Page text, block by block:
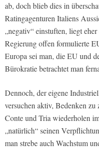
ab, doch blieb dies in
Ratingagenturen Italiens
„negativ“ einstuften, liegt
Regierung offen formulierte
Europa sei man, die EU und
Bürokratie betrachtet man
Dennoch, der eigene
versuchen aktiv, Bedenken
Conte und Tria wiederholen
„natürlich“ seinen
man strebe auch Wachstum